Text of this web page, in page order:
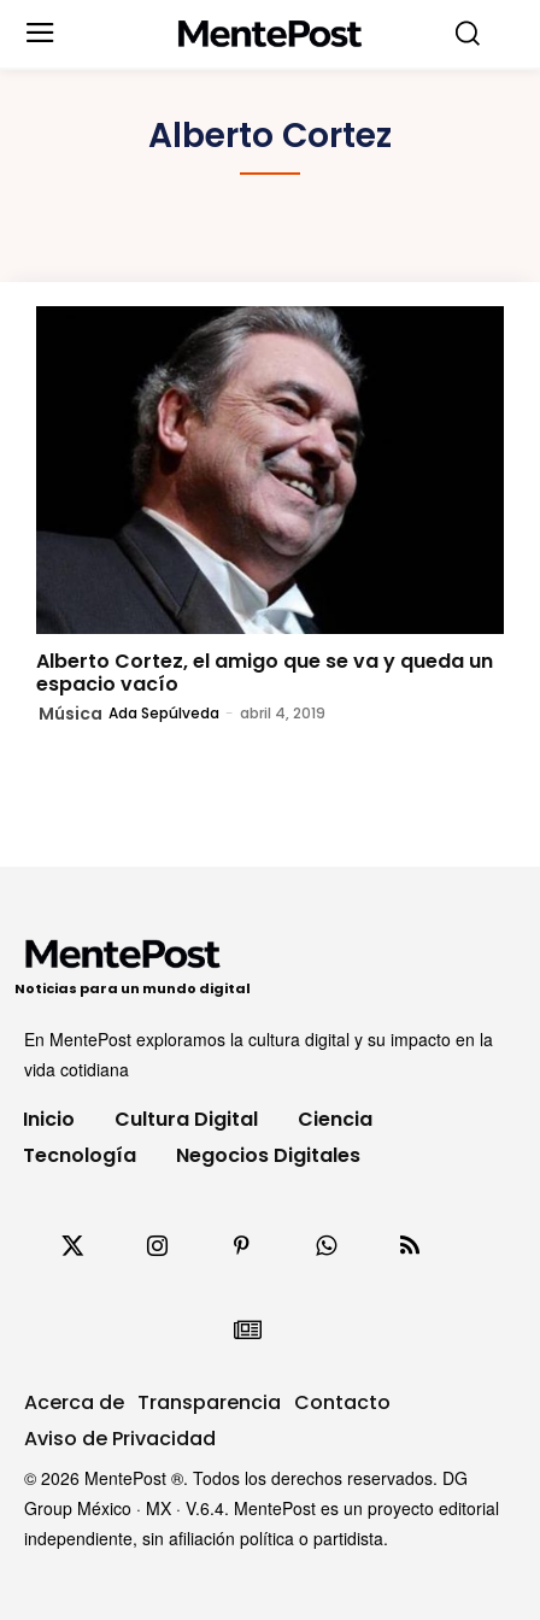
Alberto Cortez
Alberto Cortez, el amigo que se va y queda un
espacio vacío
Música Ada Sepúlveda - abril 4, 2019
Noticias para un mundo digital
En MentePost exploramos la cultura digital y su impacto en la
vida cotidiana
Inicio Cultura Digital
Ciencia
Tecnología
Negocios Digitales
Acerca de Transparencia Contacto
Aviso de Privacidad
© 2026 MentePost ®. Todos los derechos reservados. DG
Group México · MX · V.6.4. MentePost es un proyecto editorial
independiente, sin afiliación política o partidista.